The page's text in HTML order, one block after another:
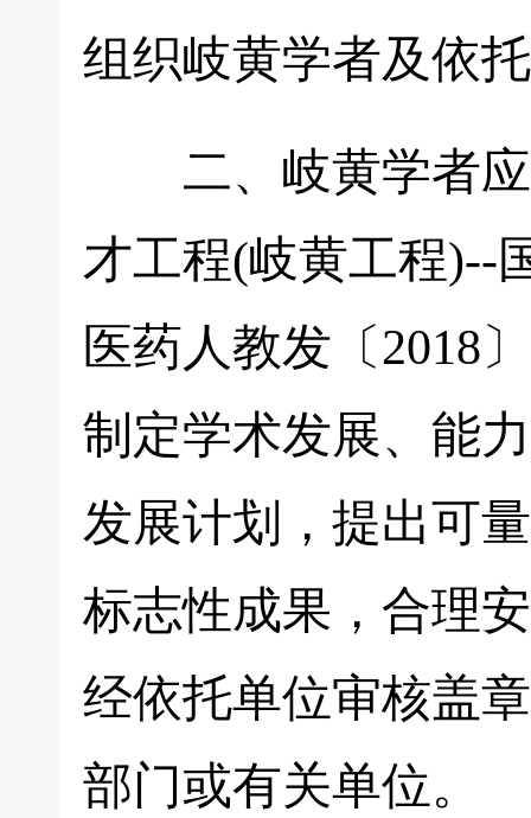
组织岐黄学者及依
二、岐黄学者应
才工程(岐黄工程)--
医药人教发〔2018
制定学术发展、能
发展计划，提出可
标志性成果，合理
经依托单位审核盖
部门或有关单位。